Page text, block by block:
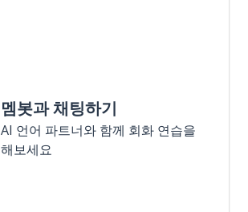
멤봇과 채팅하기
AI 언어 파트너와 함께 회화 연습을
해보세요